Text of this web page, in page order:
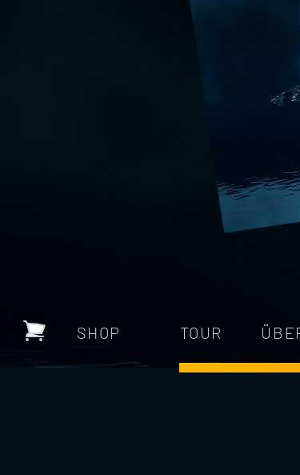
SHOP TOUR